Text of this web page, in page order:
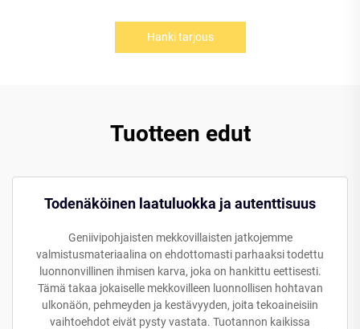
Hanki tarjous
Tuotteen edut
Todenäköinen laatuluokka ja autenttisuus
Geniivipohjaisten mekkovillaisten jatkojemme
valmistusmateriaalina on ehdottomasti parhaaksi todettu
luonnonvillinen ihmisen karva, joka on hankittu eettisesti.
Tämä takaa jokaiselle mekkovilleen luonnollisen hohtavan
ulkonäön, pehmeyden ja kestävyyden, joita tekoaineisiin
vaihtoehdot eivät pysty vastata. Tuotannon kaikissa